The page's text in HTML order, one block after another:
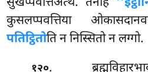
कुसलप्पवत्तिया
पतिट्ठितोति न निस्सितो न लग्गो.
१२०.